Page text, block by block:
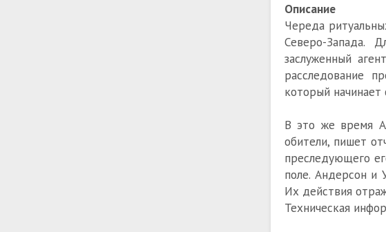
Описание
Череда
Северо-Запада.
заслуженный
расследование
который начинает
В это же время
обители, пишет
преследующего
поле. Андерсон и
Их действия
Техническая